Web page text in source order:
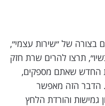
בצורה של ״שירות עצמי״,
תרצו להרים שרת חזק
החדש שאתם מספקים,
הדבר הזה מאפשר
גמישות והורדת הלחץ